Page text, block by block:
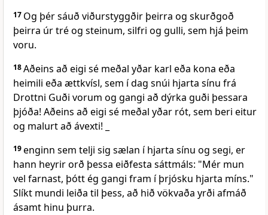
17 Og þér sáuð viðurstyggðir þeirra og skurðgoð
þeirra úr tré og steinum, silfri og gulli, sem hjá þeim
voru.
18Aðeins að eigi sé meðal yðar karl eða kona eða
heimili eða ættkvísl, sem í dag snúi hjarta sínu frá
Drottni Guði vorum og gangi að dýrka guði þessara
þjóða! Aðeins að eigi sé meðal yðar rót, sem beri eitur
og malurt að ávexti! _
19enginn sem telji sig sælan í hjarta sínu og segi, er
hann heyrir orð þessa eiðfesta sáttmáls: "Mér mun
vel farnast, þótt ég gangi fram í þrjósku hjarta míns."
Slíkt mundi leiða til þess, að hið vökvaða yrði afmáð
ásamt hinu þurra.